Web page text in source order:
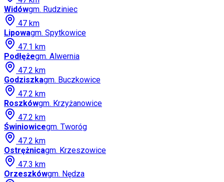
Widówgm. Rudziniec
47 km
Lipowagm. Spytkowice
47.1 km
Podłężegm. Alwernia
47.2 km
Godziszkagm. Buczkowice
47.2 km
Roszkówgm. Krzyżanowice
47.2 km
Świniowicegm. Tworóg
47.2 km
Ostrężnicagm. Krzeszowice
47.3 km
Orzeszkówgm. Nędza